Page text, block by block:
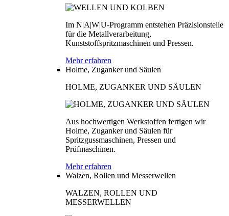
Im N|A|W|U-Programm entstehen Präzisionsteile
für die Metallverarbeitung,
Kunststoffspritzmaschinen und Pressen.
Mehr erfahren
Holme, Zuganker und Säulen
HOLME, ZUGANKER UND SÄULEN
Aus hochwertigen Werkstoffen fertigen wir
Holme, Zuganker und Säulen für
Spritzgussmaschinen, Pressen und
Prüfmaschinen.
Mehr erfahren
Walzen, Rollen und Messerwellen
WALZEN, ROLLEN UND
MESSERWELLEN